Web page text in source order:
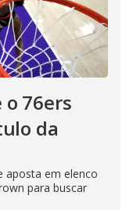
o 76ers
da
aposta em elenco
para buscar